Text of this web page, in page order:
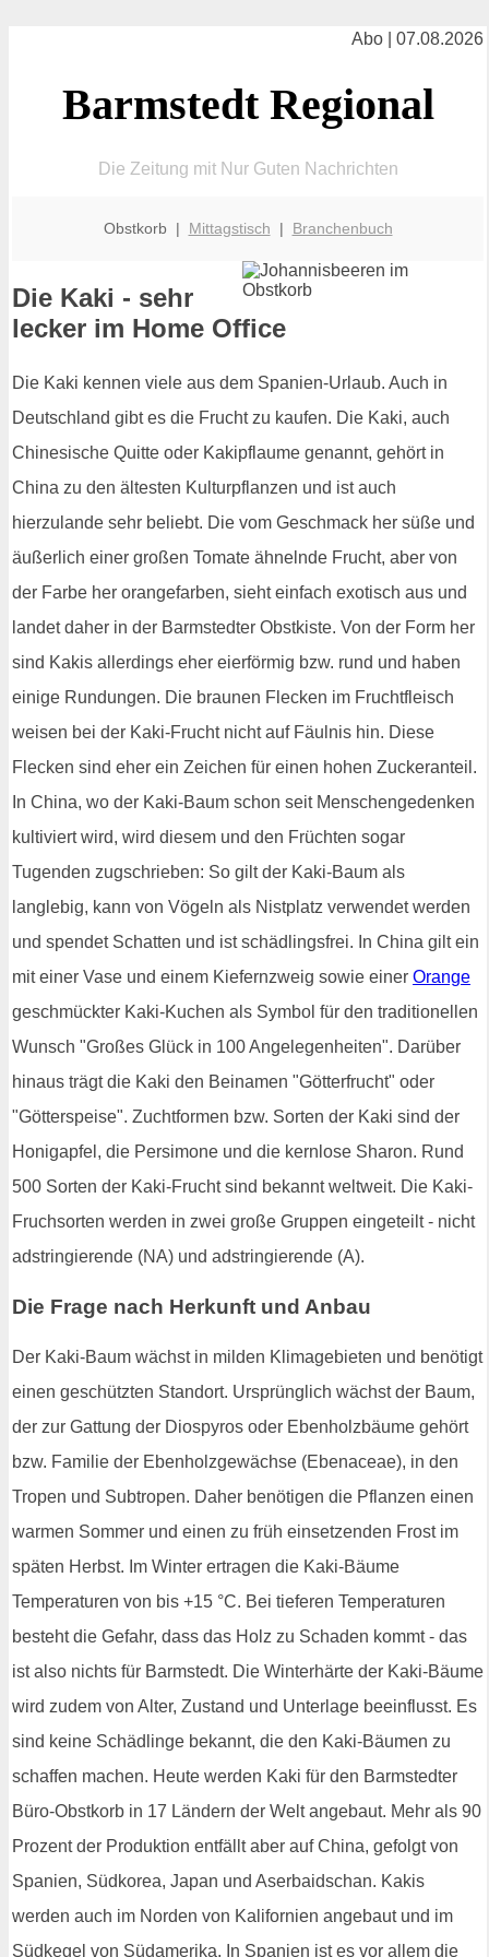
Abo | 07.08.2026
Barmstedt Regional
Die Zeitung mit Nur Guten Nachrichten
Obstkorb | Mittagstisch | Branchenbuch
Die Kaki - sehr
lecker im Home Office
Die Kaki kennen viele aus dem Spanien-Urlaub. Auch in
Deutschland gibt es die Frucht zu kaufen. Die Kaki, auch
Chinesische Quitte oder Kakipflaume genannt, gehört in
China zu den ältesten Kulturpflanzen und ist auch
hierzulande sehr beliebt. Die vom Geschmack her süße und
äußerlich einer großen Tomate ähnelnde Frucht, aber von
der Farbe her orangefarben, sieht einfach exotisch aus und
landet daher in der Barmstedter Obstkiste. Von der Form her
sind Kakis allerdings eher eierförmig bzw. rund und haben
einige Rundungen. Die braunen Flecken im Fruchtfleisch
weisen bei der Kaki-Frucht nicht auf Fäulnis hin. Diese
Flecken sind eher ein Zeichen für einen hohen Zuckeranteil.
In China, wo der Kaki-Baum schon seit Menschengedenken
kultiviert wird, wird diesem und den Früchten sogar
Tugenden zugschrieben: So gilt der Kaki-Baum als
langlebig, kann von Vögeln als Nistplatz verwendet werden
und spendet Schatten und ist schädlingsfrei. In China gilt ein
mit einer Vase und einem Kiefernzweig sowie einer Orange
geschmückter Kaki-Kuchen als Symbol für den traditionellen
Wunsch "Großes Glück in 100 Angelegenheiten". Darüber
hinaus trägt die Kaki den Beinamen "Götterfrucht" oder
"Götterspeise". Zuchtformen bzw. Sorten der Kaki sind der
Honigapfel, die Persimone und die kernlose Sharon. Rund
500 Sorten der Kaki-Frucht sind bekannt weltweit. Die Kaki-
Fruchsorten werden in zwei große Gruppen eingeteilt - nicht
adstringierende (NA) und adstringierende (A).
Die Frage nach Herkunft und Anbau
Der Kaki-Baum wächst in milden Klimagebieten und benötigt
einen geschützten Standort. Ursprünglich wächst der Baum,
der zur Gattung der Diospyros oder Ebenholzbäume gehört
bzw. Familie der Ebenholzgewächse (Ebenaceae), in den
Tropen und Subtropen. Daher benötigen die Pflanzen einen
warmen Sommer und einen zu früh einsetzenden Frost im
späten Herbst. Im Winter ertragen die Kaki-Bäume
Temperaturen von bis +15 °C. Bei tieferen Temperaturen
besteht die Gefahr, dass das Holz zu Schaden kommt - das
ist also nichts für Barmstedt. Die Winterhärte der Kaki-Bäume
wird zudem von Alter, Zustand und Unterlage beeinflusst. Es
sind keine Schädlinge bekannt, die den Kaki-Bäumen zu
schaffen machen. Heute werden Kaki für den Barmstedter
Büro-Obstkorb in 17 Ländern der Welt angebaut. Mehr als 90
Prozent der Produktion entfällt aber auf China, gefolgt von
Spanien, Südkorea, Japan und Aserbaidschan. Kakis
werden auch im Norden von Kalifornien angebaut und im
Südkegel von Südamerika. In Spanien ist es vor allem die